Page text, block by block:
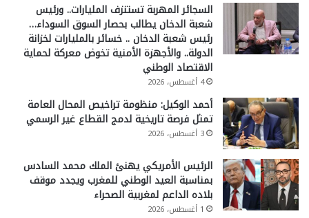
السجائر المهربة تستنزف المليارات.. ورئيس
شعبة الدخان يطالب بحصار السوق السوداء…
رئيس شعبة الدخان .. خسائر بالمليارات لخزانة
الدولة.. والأجهزة الأمنية تخوض معركة لحماية
الاقتصاد الوطني
4 أغسطس، 2026
أحمد الوكيل: منظومة تراخيص المحال العامة
تمثل فرصة تاريخية لدمج القطاع غير الرسمي
3 أغسطس، 2026
الرئيس الأمريكي يهنئ الملك محمد السادس
بمناسبة العيد الوطني للمغرب ويجدد موقف
بلاده الداعم لمغربية الصحراء
1 أغسطس، 2026